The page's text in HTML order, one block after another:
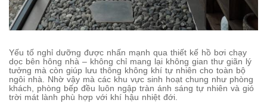
Yếu tố nghỉ dưỡng được nhấn mạnh qua thiết kế hồ bơi chạy
dọc bên hông nhà – không chỉ mang lại không gian thư giãn lý
tưởng mà còn giúp lưu thông không khí tự nhiên cho toàn bộ
ngôi nhà. Nhờ vậy mà các khu vực sinh hoạt chung như phòng
khách, phòng bếp đều luôn ngập tràn ánh sáng tự nhiên và gió
trời mát lành phù hợp với khí hậu nhiệt đới.